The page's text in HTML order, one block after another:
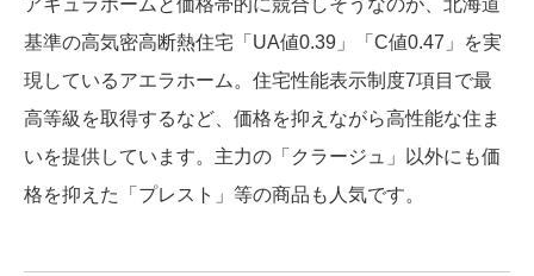
アキュラホームと価格帯的に競合しそうなのが、北海道
基準の高気密高断熱住宅「UA値0.39」「C値0.47」を実
現しているアエラホーム。住宅性能表示制度7項目で最
高等級を取得するなど、価格を抑えながら高性能な住ま
いを提供しています。主力の「クラージュ」以外にも価
格を抑えた「プレスト」等の商品も人気です。